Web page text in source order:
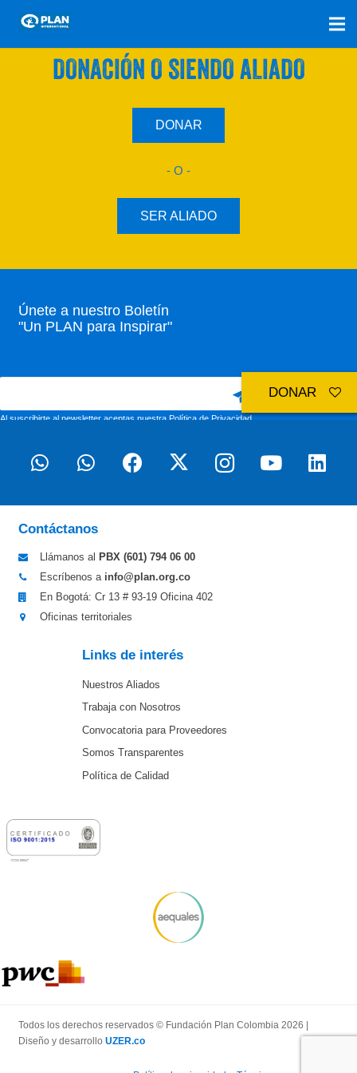
SÚMATE A NUESTRO PLAN CON UNA
DONACIÓN O SIENDO ALIADO
DONAR
- O -
SER ALIADO
Únete a nuestro Boletín
"Un PLAN para Inspirar"
Al suscribirte al newsletter aceptas nuestraPolítica de Privacidad
Contáctanos
Llámanos al PBX (601) 794 06 00
Escríbenos a info@plan.org.co
En Bogotá: Cr 13 # 93-19 Oficina 402
Oficinas territoriales
Links de interés
Nuestros Aliados
Trabaja con Nosotros
Convocatoria para Proveedores
Somos Transparentes
Política de Calidad
Todos los derechos reservados © Fundación Plan Colombia 2026 |
Diseño y desarrollo UZER.co
DONAR